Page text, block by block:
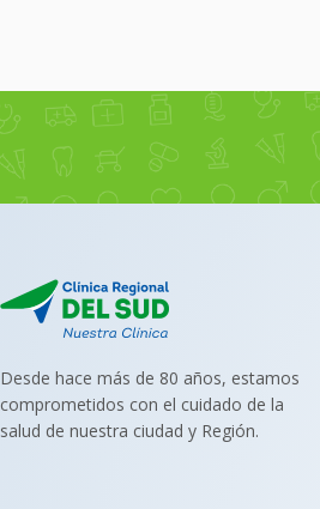
Desde hace más de 80 años, estamos
comprometidos con el cuidado de la
salud de nuestra ciudad y Región.